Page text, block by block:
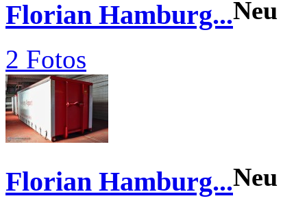
Florian Hamburg...Neu
2 Fotos
Florian Hamburg...Neu